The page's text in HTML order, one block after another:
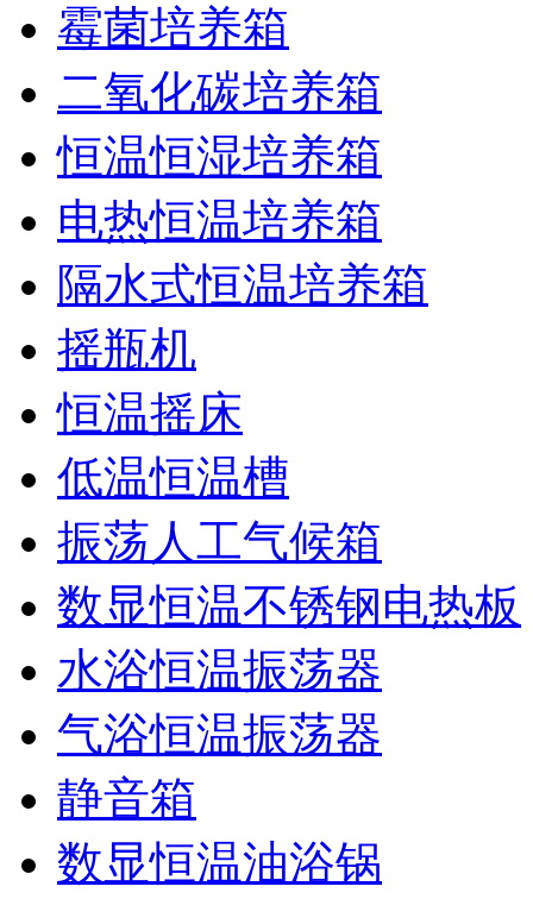
霉菌培养箱
二氧化碳培养箱
恒温恒湿培养箱
电热恒温培养箱
隔水式恒温培养箱
摇瓶机
恒温摇床
低温恒温槽
振荡人工气候箱
数显恒温不锈钢电热板
水浴恒温振荡器
气浴恒温振荡器
静音箱
数显恒温油浴锅